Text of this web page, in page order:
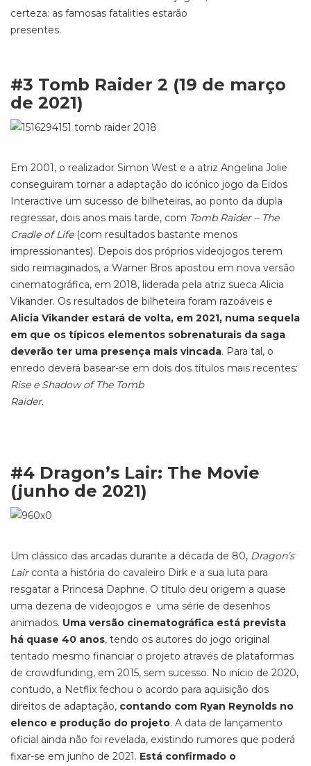
certeza: as famosas fatalities estarão
presentes.
#3 Tomb Raider 2 (19 de março
de 2021)
Em 2001, o realizador Simon West e a atriz Angelina Jolie
conseguiram tornar a adaptação do icónico jogo da Eidos
Interactive um sucesso de bilheteiras, ao ponto da dupla
regressar, dois anos mais tarde, com Tomb Raider – The
Cradle of Life (com resultados bastante menos
impressionantes). Depois dos próprios videojogos terem
sido reimaginados, a Warner Bros apostou em nova versão
cinematográfica, em 2018, liderada pela atriz sueca Alicia
Vikander. Os resultados de bilheteira foram razoáveis e
Alicia Vikander estará de volta, em 2021, numa sequela
em que os típicos elementos sobrenaturais da saga
deverão ter uma presença mais vincada. Para tal, o
enredo deverá basear-se em dois dos títulos mais recentes:
Rise eShadow of The Tomb
Raider.
#4 Dragon’s Lair: The Movie
(junho de 2021)
Um clássico das arcadas durante a década de 80, Dragon’s
Lairconta a história do cavaleiro Dirk e a sua luta para
resgatar a Princesa Daphne. O título deu origem a quase
uma dezena de videojogos e uma série de desenhos
animados. Uma versão cinematográfica está prevista
há quase 40 anos, tendo os autores do jogo original
tentado mesmo financiar o projeto através de plataformas
de crowdfunding, em 2015, sem sucesso. No início de 2020,
contudo, a Netflix fechou o acordo para aquisição dos
direitos de adaptação, contando com Ryan Reynolds no
elenco e produção do projeto. A data de lançamento
oficial ainda não foi revelada, existindo rumores que poderá
fixar-se em junho de 2021. Está confirmado o